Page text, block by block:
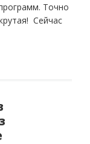
Точно
Сейчас